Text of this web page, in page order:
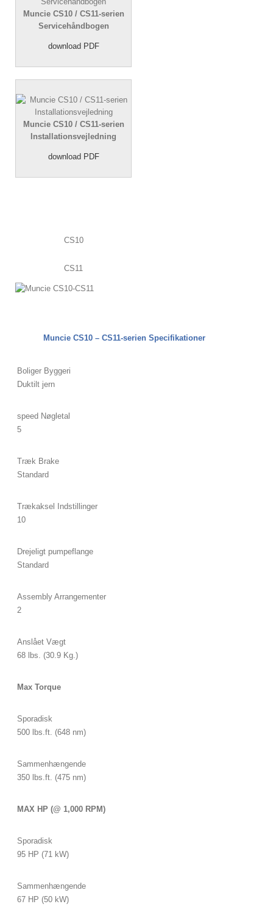
Muncie CS10 / CS11-serien
Servicehåndbogen
download PDF
Muncie CS10 / CS11-serien
Installationsvejledning
download PDF
CS10
CS11
Muncie CS10 – CS11-serien Specifikationer
Boliger Byggeri
Duktilt jern
speed Nøgletal
5
Træk Brake
Standard
Trækaksel Indstillinger
10
Drejeligt pumpeflange
Standard
Assembly Arrangementer
2
Anslået Vægt
68 lbs. (30.9 Kg.)
Max Torque
Sporadisk
500 lbs.ft. (648 nm)
Sammenhængende
350 lbs.ft. (475 nm)
MAX HP (@ 1,000 RPM)
Sporadisk
95 HP (71 kW)
Sammenhængende
67 HP (50 kW)